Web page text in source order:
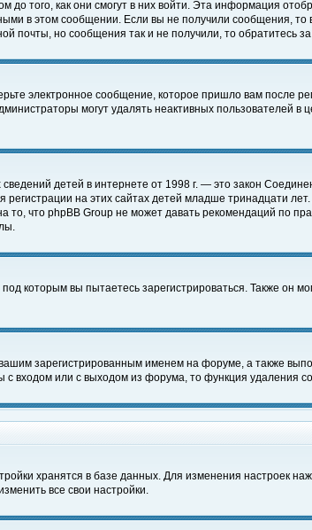
до того, как они смогут в них войти. Эта информация
в этом сообщении. Если вы не получили сообщения,
почты, но сообщения так и не получили, то обратитесь
электронное сообщение, которое пришло вам после
могут удалять неактивных пользователей
детей в интернете от 1998 г. — это закон
на этих сайтах детей младше тринадцати
что phpBB Group не может давать рекомендаций по
которым вы пытаетесь зарегистрироваться. Также он
зарегистрированным именем на форуме, а также
входом или с выходом из форума, то функция удаления
хранятся в базе данных. Для изменения настроек
все свои настройки.